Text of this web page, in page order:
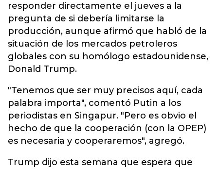
responder directamente el jueves a la
pregunta de si debería limitarse la
producción, aunque afirmó que habló de la
situación de los mercados petroleros
globales con su homólogo estadounidense,
Donald Trump.
"Tenemos que ser muy precisos aquí, cada
palabra importa", comentó Putin a los
periodistas en Singapur. "Pero es obvio el
hecho de que la cooperación (con la OPEP)
es necesaria y cooperaremos", agregó.
Trump dijo esta semana que espera que